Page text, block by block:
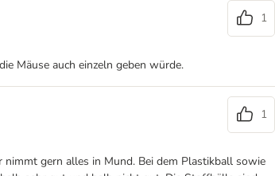
1
Mäuse auch einzeln geben würde.
1
gern alles in Mund. Bei dem Plastikball sowie